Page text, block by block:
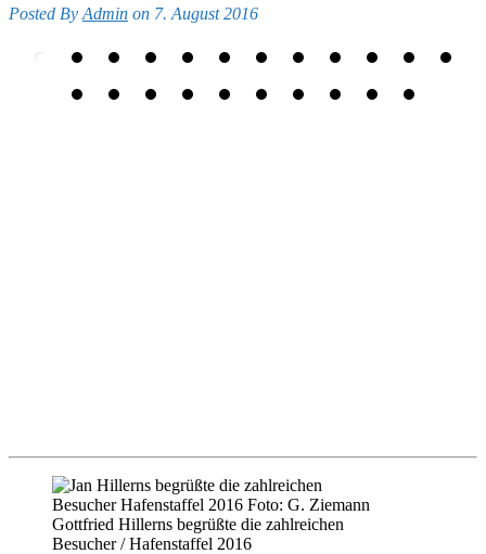
Posted By Admin on 7. August 2016
Gottfried Hillerns begrüßte die zahlreichen
Besucher / Hafenstaffel 2016